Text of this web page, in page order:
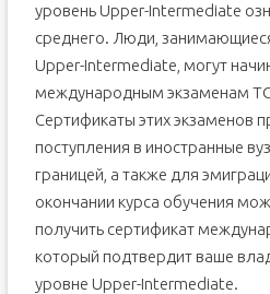
уровень Upper-Intermediate
среднего. Люди,
Upper-Intermediate, могут
международным экзаменам
Сертификаты этих экзаменов
поступления в иностранные
границей, а также для
окончании курса обучения
получить сертификат
который подтвердит ваше
уровне Upper-Intermediate.